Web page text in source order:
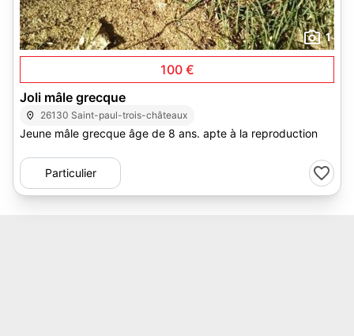
1
100 €
Joli mâle grecque
26130 Saint-paul-trois-châteaux
Jeune mâle grecque âge de 8 ans. apte à la reproduction
Particulier